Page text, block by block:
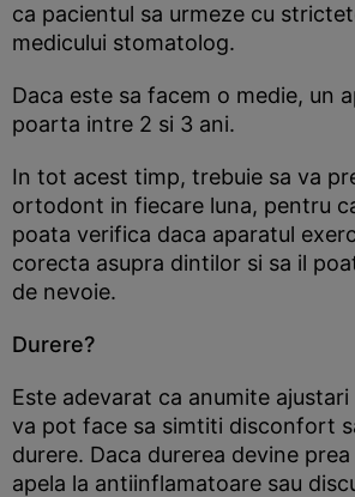
ca pacientul sa urmeze cu
medicului stomatolog.
Daca este sa facem o medie, un
poarta intre 2 si 3 ani.
In tot acest timp, trebuie sa va
ortodont in fiecare luna, pentru
poata verifica daca aparatul
corecta asupra dintilor si sa il
de nevoie.
Durere?
Este adevarat ca anumite ajustari
va pot face sa simtiti disconfort
durere. Daca durerea devine
apela la antiinflamatoare sau